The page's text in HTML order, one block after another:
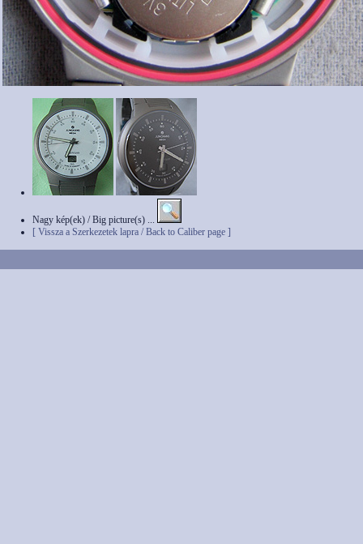
Nagy kép(ek) / Big picture(s) ...
[ Vissza a Szerkezetek lapra / Back to Caliber page ]